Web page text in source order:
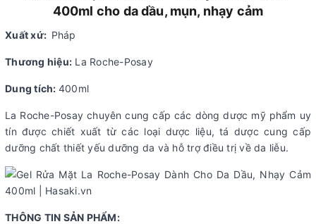
400ml cho da dầu, mụn, nhạy cảm
Xuất xứ: Pháp
Thương hiệu: La Roche-Posay
Dung tích: 400ml
La Roche-Posay chuyên cung cấp các dòng dược mỹ phẩm uy
tín được chiết xuất từ các loại dược liệu, tá dược cung cấp
dưỡng chất thiết yếu dưỡng da và hỗ trợ điều trị về da liễu.
THÔNG TIN SẢN PHẨM: